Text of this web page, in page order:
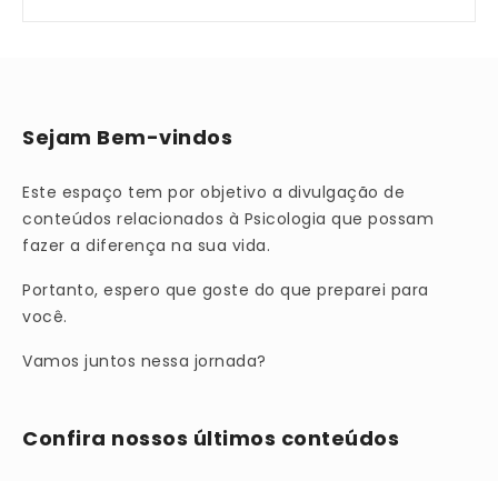
Sejam Bem-vindos
Este espaço tem por objetivo a divulgação de
conteúdos relacionados à Psicologia que possam
fazer a diferença na sua vida.
Portanto, espero que goste do que preparei para
você.
Vamos juntos nessa jornada?
Confira nossos últimos conteúdos